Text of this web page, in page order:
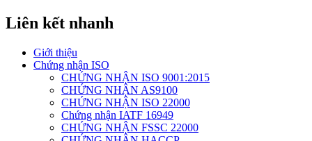
Liên kết nhanh
Giới thiệu
Chứng nhận ISO
CHỨNG NHẬN ISO 9001:2015
CHỨNG NHẬN AS9100
CHỨNG NHẬN ISO 22000
Chứng nhận IATF 16949
CHỨNG NHẬN FSSC 22000